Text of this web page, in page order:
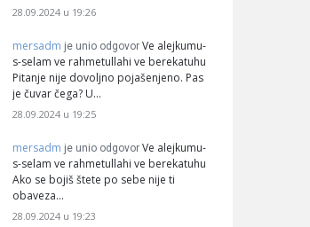
28.09.2024 u 19:26
mersadm je unio odgovor Ve alejkumu-
s-selam ve rahmetullahi ve berekatuhu
Pitanje nije dovoljno pojašenjeno. Pas
je čuvar čega? U…
28.09.2024 u 19:25
mersadm je unio odgovor Ve alejkumu-
s-selam ve rahmetullahi ve berekatuhu
Ako se bojiš štete po sebe nije ti
obaveza…
28.09.2024 u 19:23